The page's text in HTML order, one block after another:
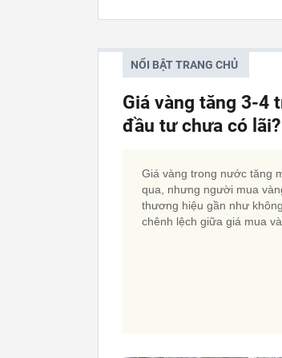
NỔI BẬT TRANG CHỦ
Giá vàng tăng 3-4
đầu tư chưa có lãi?
Giá vàng trong nước tăng
qua, nhưng người mua
thương hiệu gần như
chênh lệch giữa giá mua và